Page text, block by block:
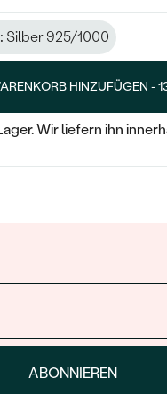
Silber 925/1000
HINZUFÜGEN -
Wir liefern ihn
ABONNIEREN